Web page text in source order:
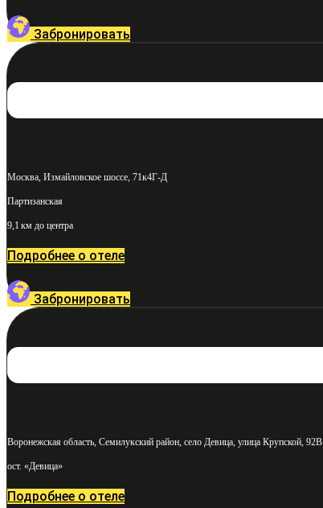
Забронировать
Москва, Измайловское шоссе, 71к4Г-Д
Партизанская
9,1 км до центра
Подробнее о отеле
Забронировать
Воронежская область, Семилукский район, село Девица, улица Крупской, 92В
ост. «Девица»
Подробнее о отеле